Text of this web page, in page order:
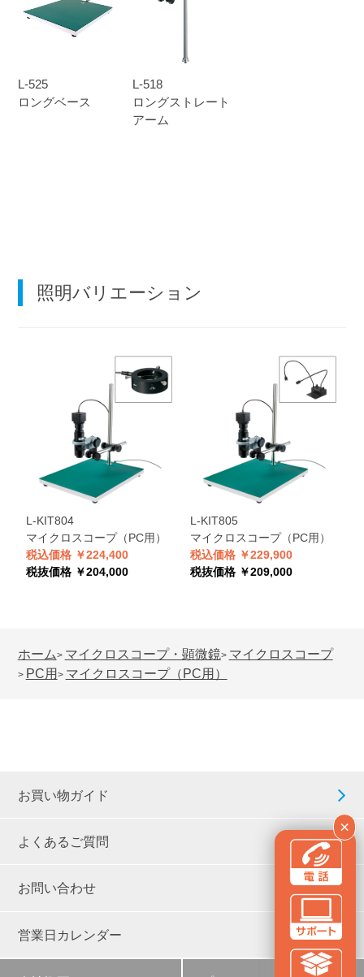
L-525
ロングベース
L-518
ロングストレート
アーム
×
照明バリエーション
L-KIT804
マイクロスコープ（PC用）
税込価格 ￥224,400
税抜価格 ￥204,000
L-KIT805
マイクロスコープ（PC用）
税込価格 ￥229,900
税抜価格 ￥209,000
ホーム> マイクロスコープ・顕微鏡> マイクロスコープ
> PC用> マイクロスコープ（PC用）
お買い物ガイド
よくあるご質問
お問い合わせ
営業日カレンダー